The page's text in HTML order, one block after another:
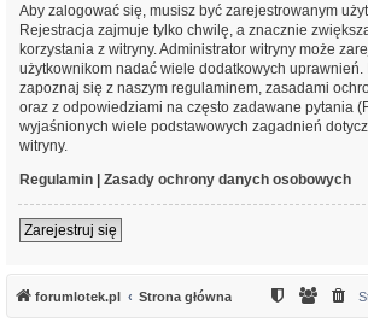
Aby zalogować się, musisz być zarejestrowanym
Rejestracja zajmuje tylko chwilę, a znacznie
korzystania z witryny. Administrator witryny może
użytkownikom nadać wiele dodatkowych uprawnień.
zapoznaj się z naszym regulaminem, zasadami
oraz z odpowiedziami na często zadawane pytania
wyjaśnionych wiele podstawowych zagadnień
witryny.
Regulamin
Zasady ochrony danych osobowych
Zarejestruj się
forumlotek.pl Strona główna